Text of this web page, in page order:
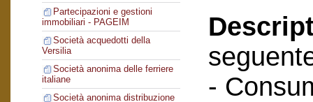
Partecipazioni e gestioni
immobiliari - PAGEIM
Società acquedotti della
Versilia
Società anonima delle ferriere
italiane
Società anonima distribuzione
-